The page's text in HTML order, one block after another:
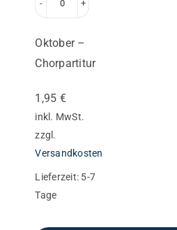
Oktober –
Chorpartitur
1,95 €
inkl. MwSt.
zzgl.
Versandkosten
Lieferzeit: 5-7
Tage